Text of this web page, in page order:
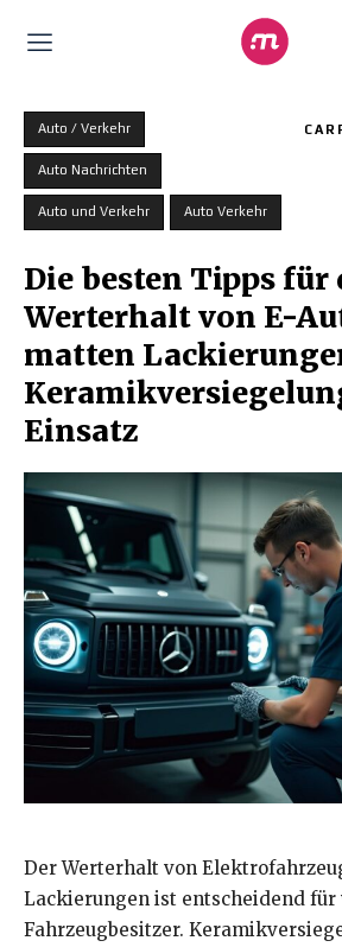
Auto / Verkehr
Auto Nachrichten
Auto und Verkehr Auto Verkehr
Die besten Tipps für
Werterhalt von E-
matten
Einsatz
Der Werterhalt von
Lackierungen ist entscheidend für
Fahrzeugbesitzer.